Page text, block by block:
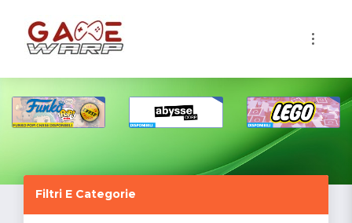
Filtri E Categorie